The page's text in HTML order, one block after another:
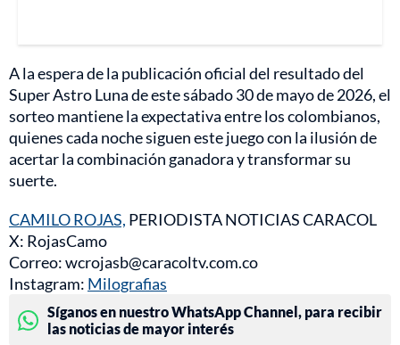
A la espera de la publicación oficial del resultado del
Super Astro Luna de este sábado 30 de mayo de 2026, el
sorteo mantiene la expectativa entre los colombianos,
quienes cada noche siguen este juego con la ilusión de
acertar la combinación ganadora y transformar su
suerte.
CAMILO ROJAS, PERIODISTA NOTICIAS CARACOL
X: RojasCamo
Correo: wcrojasb@caracoltv.com.co
Instagram: Milografias
Síganos en nuestro WhatsApp Channel, para recibir
las noticias de mayor interés